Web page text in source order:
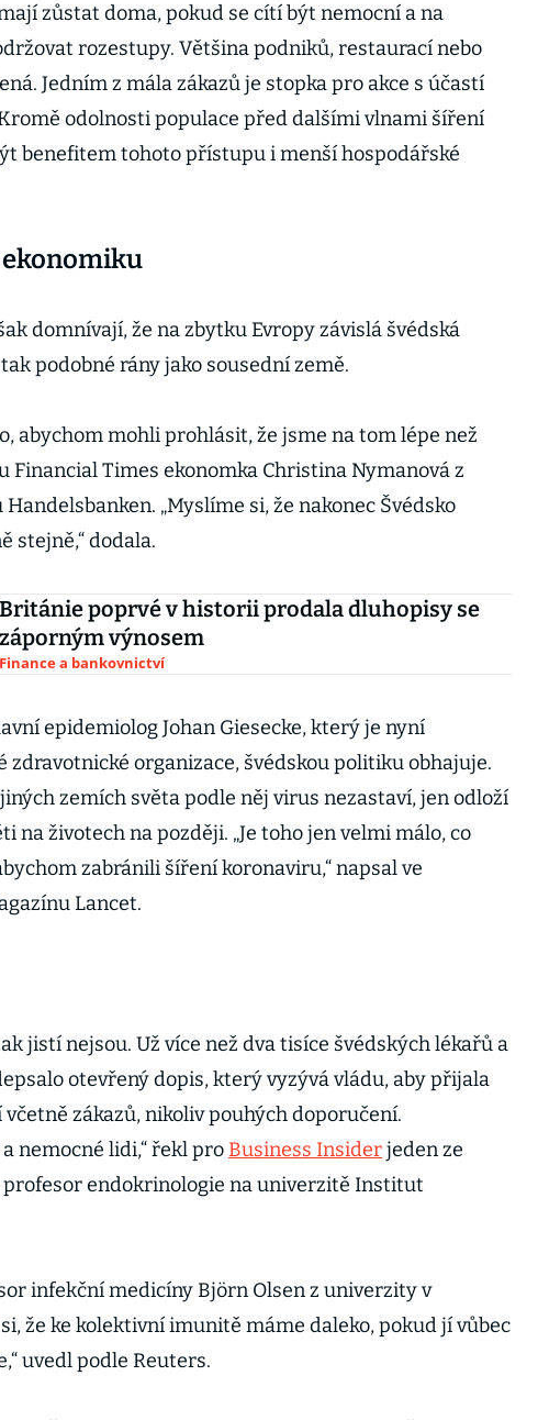
zůstat doma, pokud se cítí být nemocní a na
rozestupy. Většina podniků, restaurací nebo
Jedním z mála zákazů je stopka pro akce s účastí
odolnosti populace před dalšími vlnami šíření
benefitem tohoto přístupu i menší hospodářské
domnívají, že na zbytku Evropy závislá švédská
podobné rány jako sousední země.
abychom mohli prohlásit, že jsme na tom lépe než
Financial Times ekonomka Christina Nymanová z
„Myslíme si, že nakonec Švédsko
stejně,“ dodala.
Británie poprvé v historii prodala dluhopisy se
záporným výnosem
Finance a bankovnictví
epidemiolog Johan Giesecke, který je nyní
zdravotnické organizace, švédskou politiku obhajuje.
zemích světa podle něj virus nezastaví, jen odloží
na životech na později. „Je toho jen velmi málo, co
zabránili šíření koronaviru,“ napsal ve
Lancet.
jistí nejsou. Už více než dva tisíce švédských lékařů a
otevřený dopis, který vyzývá vládu, aby přijala
zákazů, nikoliv pouhých doporučení.
nemocné lidi,“ řekl pro Business Insiderjeden ze
endokrinologie na univerzitě Institut
infekční medicíny Björn Olsen z univerzity v
že ke kolektivní imunitě máme daleko, pokud jí vůbec
uvedl podle Reuters.